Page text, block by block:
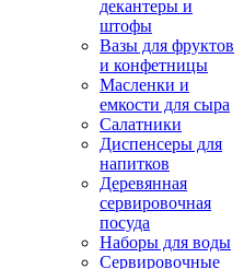
декантеры и
штофы
Вазы для фруктов
и конфетницы
Масленки и
емкости для сыра
Салатники
Диспенсеры для
напитков
Деревянная
сервировочная
посуда
Наборы для воды
Сервировочные